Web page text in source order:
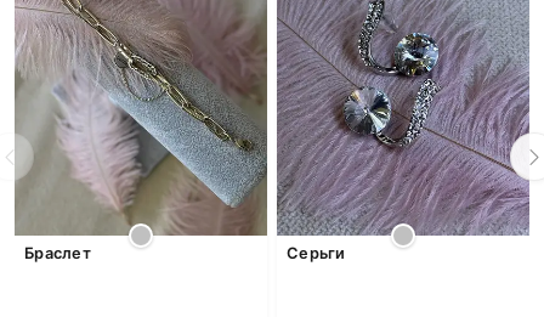
Браслет Серьги